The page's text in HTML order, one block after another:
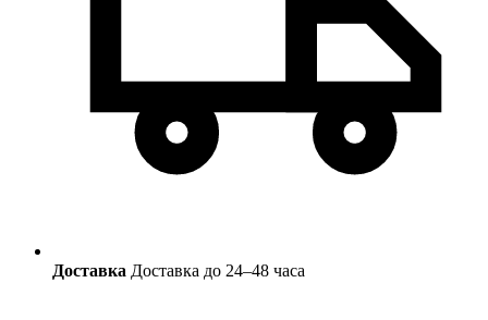
Доставка Доставка до 24–48 часа